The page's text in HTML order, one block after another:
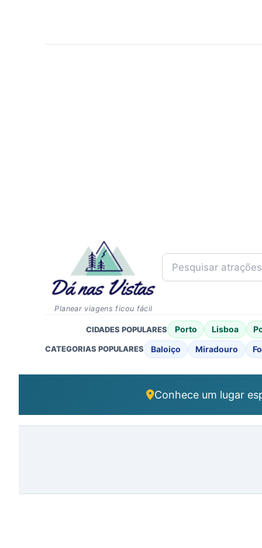
Planear viagens ficou fácil
Pesquisar
CIDADES POPULARES Porto Lisboa
CATEGORIAS POPULARES Baloiço Miradouro
Conhece um lugar